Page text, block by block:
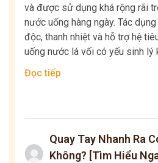
và được sử dụng khá rộng rãi
nước uống hàng ngày. Tác
độc, thanh nhiệt và hỗ trợ hệ
uống nước lá vối có yếu sinh lý
Đọc tiếp
Quay Tay Nhanh Ra
Không? [Tìm Hiểu